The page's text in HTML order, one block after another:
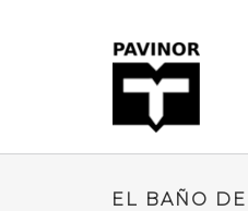
EL BAÑO